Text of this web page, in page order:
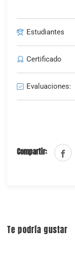
Estudiantes
Certificado
Evaluaciones:
Compartir:
Te podría gustar